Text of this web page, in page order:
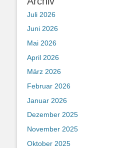
Juli 2026
Juni 2026
Mai 2026
April 2026
März 2026
Februar 2026
Januar 2026
Dezember 2025
November 2025
Oktober 2025